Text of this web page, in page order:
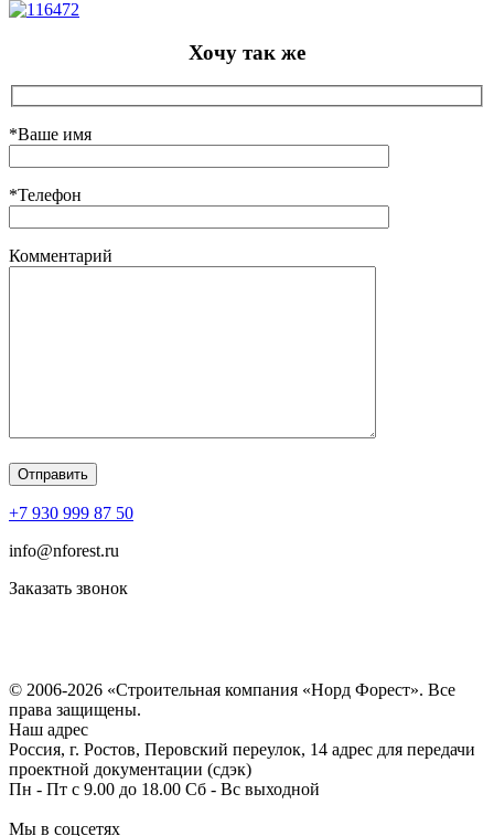
Хочу так же
*Ваше имя
*Телефон
Комментарий
+7 930 999 87 50
info@nforest.ru
Заказать звонок
© 2006-2026 «Строительная компания «Норд Форест». Все
права защищены.
Наш адрес
Россия, г. Ростов, Перовский переулок, 14 адрес для передачи
проектной документации (сдэк)
Пн - Пт с 9.00 до 18.00 Сб - Вс выходной
Мы в соцсетях